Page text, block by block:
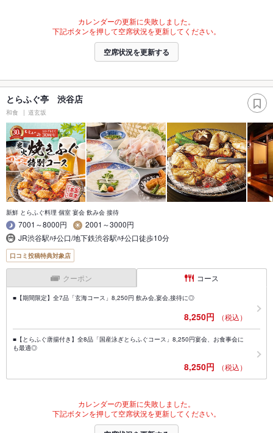
カレンダーの更新に失敗しました。
下記ボタンを押して空席状況を更新してください。
空席状況を更新する
とらふぐ亭 渋谷店
和食 道玄坂
新鮮 とらふぐ料理 個室 宴会 飲み会 接待
7001～8000円
2001～3000円
JR渋谷駅ﾊﾁ公口/地下鉄渋谷駅ﾊﾁ公口徒歩10分
口コミ投稿特典対象店
クーポン コース
■【期間限定】全7品「玄海コース」8,250円 飲み会,宴会,接待に◎
8,250円 （税込）
■【とらふぐ唐揚付き】全8品「国産泳ぎとらふぐコース」8,250円宴会、お食事会に
も最適◎
8,250円 （税込）
カレンダーの更新に失敗しました。
下記ボタンを押して空席状況を更新してください。